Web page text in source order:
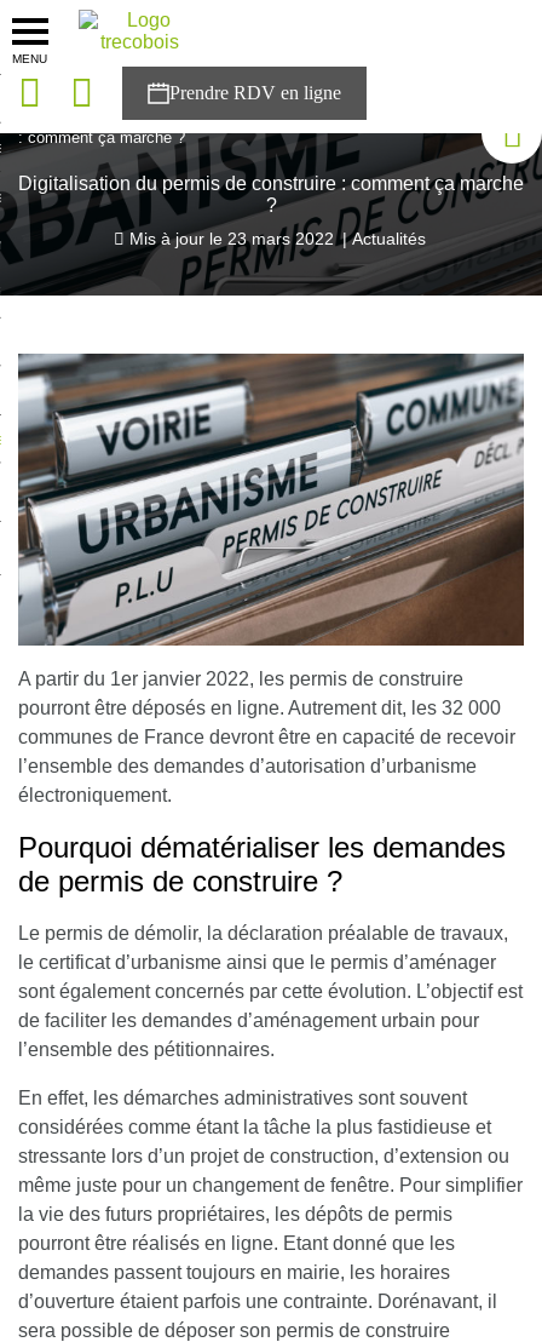
MENU
solutions
Trecobois
à NESTOR
: comment ça marche ?
Digitalisation du permis de construire : comment ça marche
?
Mis à jour le 23 mars 2022 |Actualités
A partir du 1er janvier 2022, les permis de construire
pourront être déposés en ligne. Autrement dit, les 32 000
communes de France devront être en capacité de recevoir
l’ensemble des demandes d’autorisation d’urbanisme
électroniquement.
Pourquoi dématérialiser les demandes
de permis de construire ?
Le permis de démolir, la déclaration préalable de travaux,
le certificat d’urbanisme ainsi que le permis d’aménager
sont également concernés par cette évolution. L’objectif est
de faciliter les demandes d’aménagement urbain pour
l’ensemble des pétitionnaires.
En effet, les démarches administratives sont souvent
considérées comme étant la tâche la plus fastidieuse et
stressante lors d’un projet de construction, d’extension ou
même juste pour un changement de fenêtre. Pour simplifier
la vie des futurs propriétaires, les dépôts de permis
pourront être réalisés en ligne. Etant donné que les
demandes passent toujours en mairie, les horaires
d’ouverture étaient parfois une contrainte. Dorénavant, il
sera possible de déposer son permis de construire